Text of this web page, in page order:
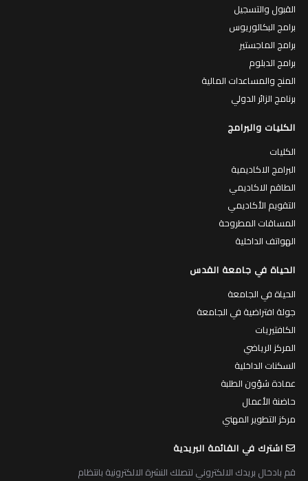
القبول والتسجيل
برامج البكالوريوس
برامج الماجستير
برامج الدبلوم
المنح والمساعدات المالية
برنامج الزائر الدولي
الكليات والبرامج
الكليات
البرامج الاكاديمية
الطاقم الاكاديمي
التقويم الأكاديمي
المساقات المطروحة
الهواتف الداخلية
الحياة في جامعة القدس
الحياة في الجامعة
جولة افتراضية في الجامعة
الكافتيريات
المركز الرياضي
السكنات الداخلية
عمادة شؤون الطلبة
حاضنة الأعمال
مركز التطوير المهني
اشترك في القائمة البريدية
قم بادخال بريدك الالكتروني لتصلك النشرة الالكترونية بانتظام